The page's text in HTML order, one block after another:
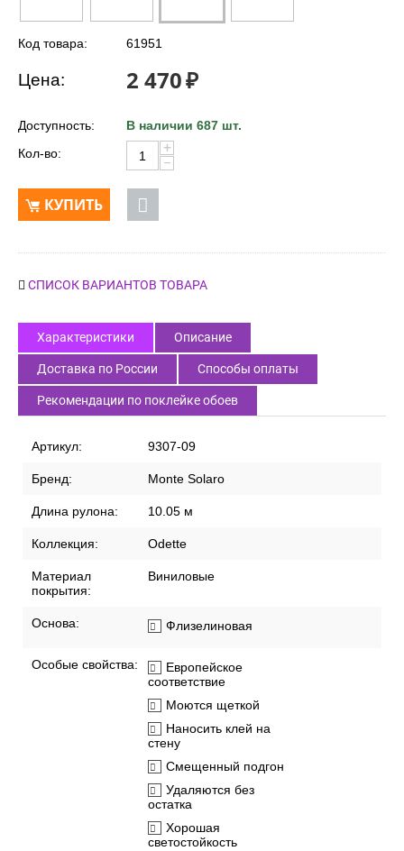
Код товара: 61951
Цена: 2 470₽
Доступность:
В наличии 687 шт.
Кол-во:
+
−
КУПИТЬ
СПИСОК ВАРИАНТОВ ТОВАРА
Характеристики Описание
Доставка по России Способы оплаты
Рекомендации по поклейке обоев
Артикул: 9307-09
Бренд: Monte Solaro
Длина рулона: 10.05 м
Коллекция: Odette
Материал
покрытия:
Виниловые
Основа: Флизелиновая
Особые свойства:
Европейское
соответствие
Моются щеткой
Наносить клей на
стену
Смещенный подгон
Удаляются без
остатка
Хорошая
светостойкость